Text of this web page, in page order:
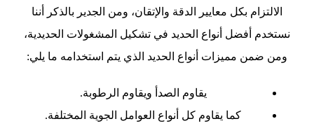
الالتزام بكل معايير الدقة والإتقان، ومن الجدير بالذكر أننا
نستخدم أفضل أنواع الحديد في تشكيل المشغولات الحديدية،
ومن ضمن مميزات أنواع الحديد الذي يتم استخدامه ما يلي:
يقاوم الصدأ ويقاوم الرطوبة.
كما يقاوم كل أنواع العوامل الجوية المختلفة.